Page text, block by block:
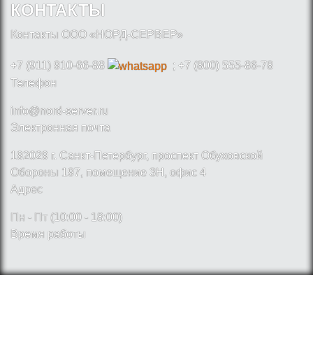
КОНТАКТЫ
Контакты ООО «НОРД-СЕРВЕР»
+7 (911) 910-66-88
; +7 (800) 555-86-78
Телефон
info@nord-server.ru
Электронная почта
192029 г. Санкт-Петербург, проспект Обуховской
Обороны 197, помещение 3Н, офис 4
Адрес
Пн - Пт (10:00 - 18:00)
Время работы